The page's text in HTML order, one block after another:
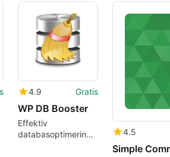
4.9 Gratis
WP DB Booster
Effektiv
databasoptimering
4.5